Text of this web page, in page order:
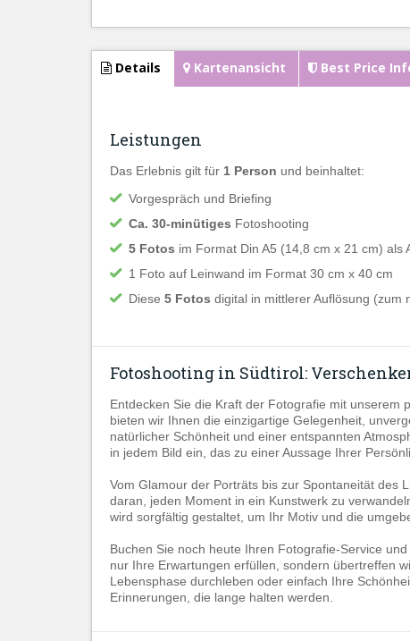
Details Kartenansicht Best Price
Leistungen
Das Erlebnis gilt für 1 Person und beinhaltet:
Vorgespräch und Briefing
Ca. 30-minütiges Fotoshooting
5 Fotos im Format Din A5 (14,8 cm x 21 cm) als
1 Foto auf Leinwand im Format 30 cm x 40 cm
Diese 5 Fotos digital in mittlerer Auflösung (zum
Fotoshooting in Südtirol:
Entdecken Sie die Kraft der Fotografie mit unserem
bieten wir Ihnen die einzigartige Gelegenheit,
natürlicher Schönheit und einer entspannten
in jedem Bild ein, das zu einer Aussage Ihrer
Vom Glamour der Porträts bis zur Spontaneität des
daran, jeden Moment in ein Kunstwerk zu
wird sorgfältig gestaltet, um Ihr Motiv und die
Buchen Sie noch heute Ihren Fotografie-Service
nur Ihre Erwartungen erfüllen, sondern übertreffen
Lebensphase durchleben oder einfach Ihre
Erinnerungen, die lange halten werden.